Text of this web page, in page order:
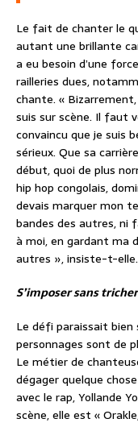
Le fait de chanter le
autant une brillante
a eu besoin d’une
railleries dues,
chante. «
suis sur scène. Il faut
convaincu que je suis
sérieux. Que sa
début, quoi de plus
hip hop congolais,
devais marquer mon
bandes des autres, ni
à moi, en gardant ma
autres », insiste-t-elle.
S’imposer sans
Le défi paraissait bien
personnages sont de
Le métier de
dégager quelque
avec le rap, Yollande
scène, elle est «